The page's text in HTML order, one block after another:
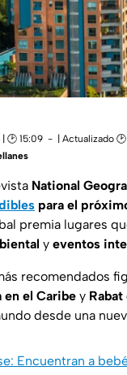
🕑 15:09 | Actualizado
National
para el
premia lugares
y eventos
recomendados
en el Caribe y
desde una
Encuentran a